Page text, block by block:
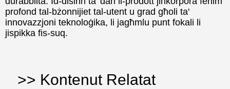
profond tal-bżonnijiet tal-utent u grad għoli ta'
innovazzjoni teknoloġika, li jagħmlu punt fokali li
jispikka fis-suq.
>> Kontenut Relatat